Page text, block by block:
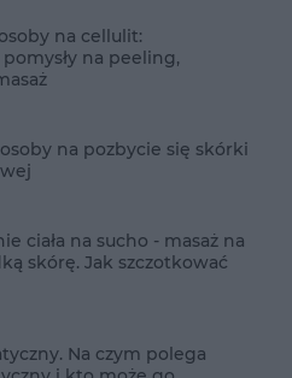
na cellulit:
na peeling,
na pozbycie się skórki
ciała na sucho - masaż na
skórę. Jak szczotkować
Na czym polega